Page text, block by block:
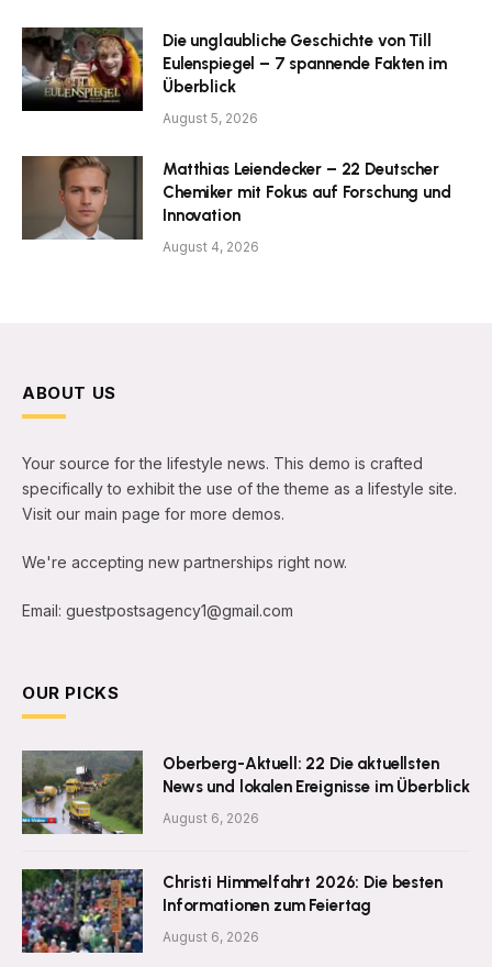
Die unglaubliche Geschichte von Till
Eulenspiegel – 7 spannende Fakten im
Überblick
August 5, 2026
Matthias Leiendecker – 22 Deutscher
Chemiker mit Fokus auf Forschung und
Innovation
August 4, 2026
ABOUT US
Your source for the lifestyle news. This demo is crafted
specifically to exhibit the use of the theme as a lifestyle site.
Visit our main page for more demos.
We're accepting new partnerships right now.
Email: guestpostsagency1@gmail.com
OUR PICKS
Oberberg-Aktuell: 22 Die aktuellsten
News und lokalen Ereignisse im Überblick
August 6, 2026
Christi Himmelfahrt 2026: Die besten
Informationen zum Feiertag
August 6, 2026